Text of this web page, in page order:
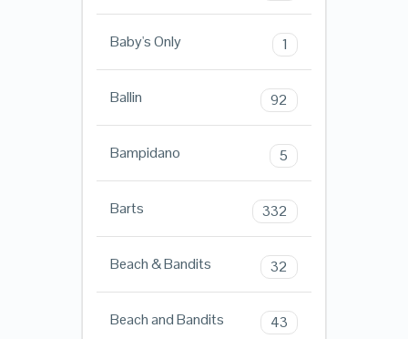
Baby's Only 1
Ballin 92
Bampidano 5
Barts 332
Beach & Bandits 32
Beach and Bandits 43